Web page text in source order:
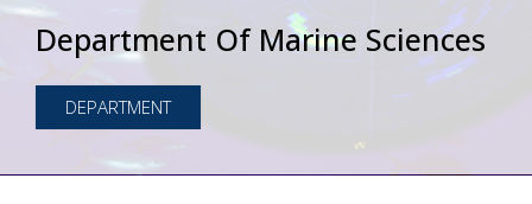
Department Of Marine Sciences
DEPARTMENT